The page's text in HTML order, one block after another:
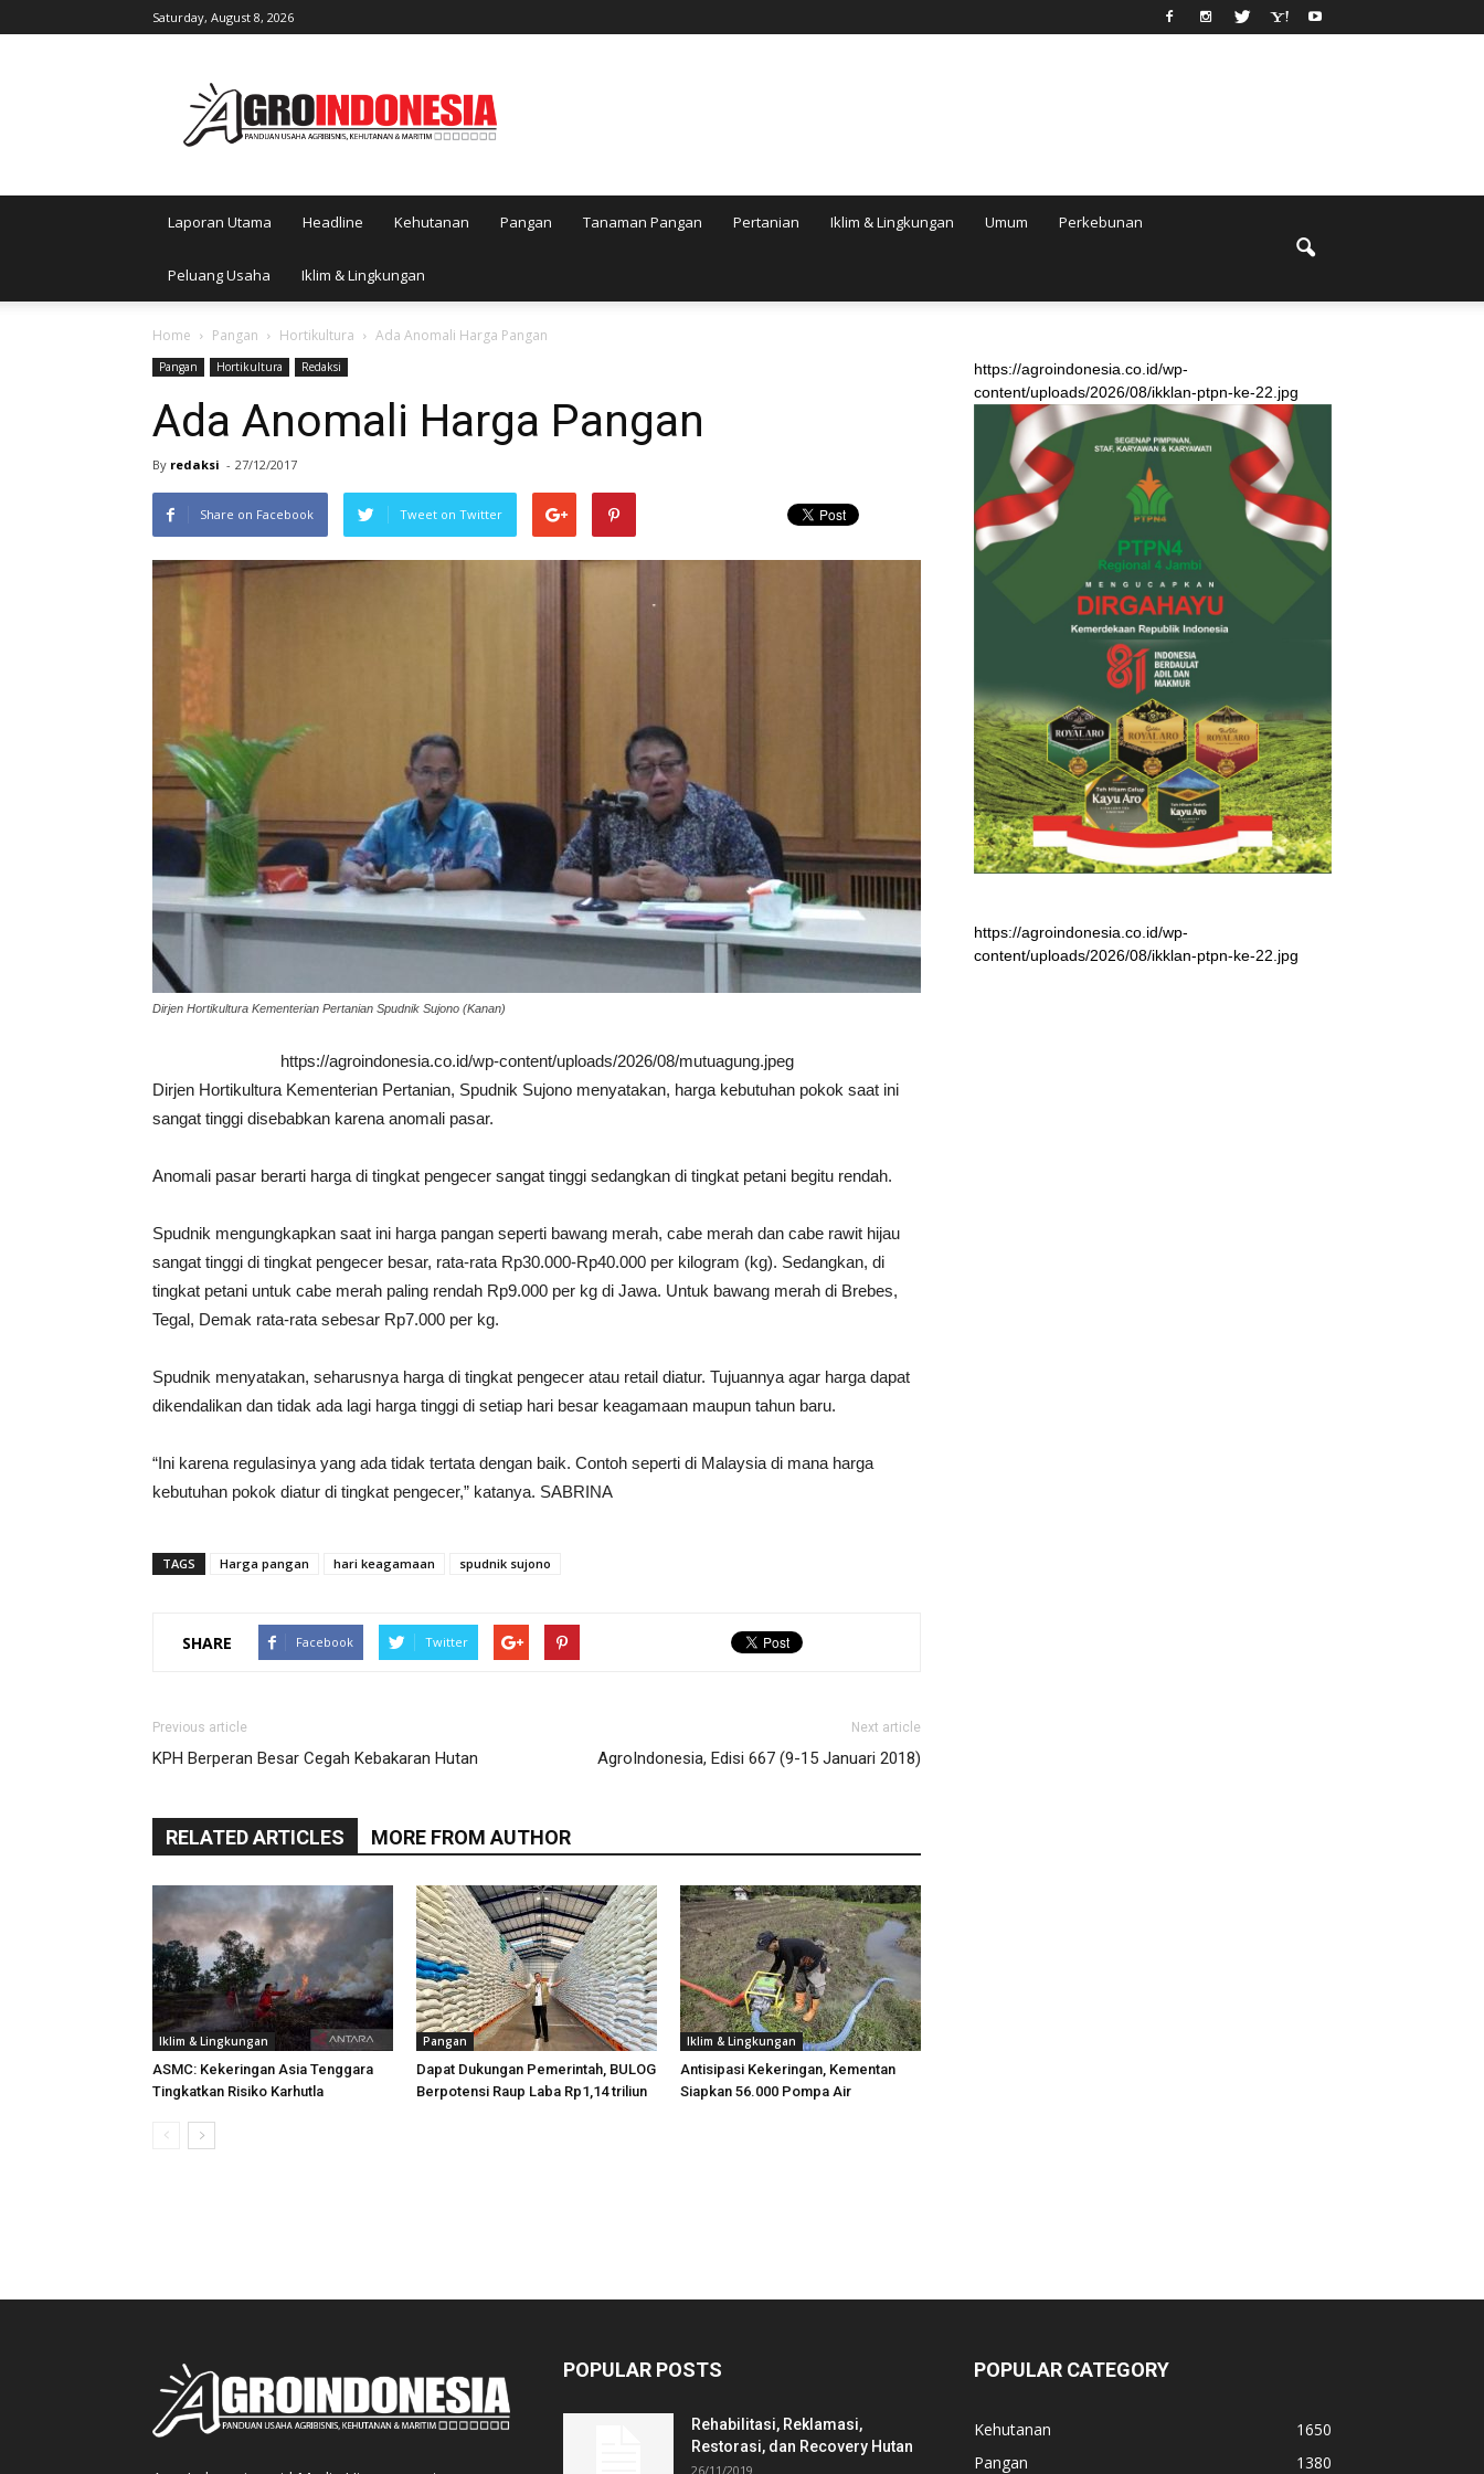
Saturday, August 8, 2026
Laporan Utama Headline Kehutanan Pangan Tanaman Pangan Pertanian Iklim & Lingkungan Umum Perkebunan
Peluang Usaha Iklim & Lingkungan
Home Pangan Hortikultura Ada Anomali Harga Pangan
Pangan Hortikultura Redaksi
Ada Anomali Harga Pangan
By redaksi - 27/12/2017
Share on Facebook Tweet on Twitter
Dirjen Hortikultura Kementerian Pertanian Spudnik Sujono (Kanan)
https://agroindonesia.co.id/wp-content/uploads/2026/08/mutuagung.jpeg
Dirjen Hortikultura Kementerian Pertanian, Spudnik Sujono menyatakan, harga kebutuhan pokok saat ini
sangat tinggi disebabkan karena anomali pasar.
Anomali pasar berarti harga di tingkat pengecer sangat tinggi sedangkan di tingkat petani begitu rendah.
Spudnik mengungkapkan saat ini harga pangan seperti bawang merah, cabe merah dan cabe rawit hijau
sangat tinggi di tingkat pengecer besar, rata-rata Rp30.000-Rp40.000 per kilogram (kg). Sedangkan, di
tingkat petani untuk cabe merah paling rendah Rp9.000 per kg di Jawa. Untuk bawang merah di Brebes,
Tegal, Demak rata-rata sebesar Rp7.000 per kg.
Spudnik menyatakan, seharusnya harga di tingkat pengecer atau retail diatur. Tujuannya agar harga dapat
dikendalikan dan tidak ada lagi harga tinggi di setiap hari besar keagamaan maupun tahun baru.
“Ini karena regulasinya yang ada tidak tertata dengan baik. Contoh seperti di Malaysia di mana harga
kebutuhan pokok diatur di tingkat pengecer,” katanya. SABRINA
TAGS Harga pangan hari keagamaan spudnik sujono
SHARE Facebook Twitter
Previous article
KPH Berperan Besar Cegah Kebakaran Hutan
Next article
AgroIndonesia, Edisi 667 (9-15 Januari 2018)
RELATED ARTICLES MORE FROM AUTHOR
Iklim & Lingkungan
ASMC: Kekeringan Asia Tenggara
Tingkatkan Risiko Karhutla
Pangan
Dapat Dukungan Pemerintah, BULOG
Berpotensi Raup Laba Rp1,14 triliun
Iklim & Lingkungan
Antisipasi Kekeringan, Kementan
Siapkan 56.000 Pompa Air
https://agroindonesia.co.id/wp-
content/uploads/2026/08/ikklan-ptpn-ke-22.jpg
https://agroindonesia.co.id/wp-
content/uploads/2026/08/ikklan-ptpn-ke-22.jpg
POPULAR POSTS
Rehabilitasi, Reklamasi,
Restorasi, dan Recovery Hutan
26/11/2019
POPULAR CATEGORY
Kehutanan
1650
Pangan
1380